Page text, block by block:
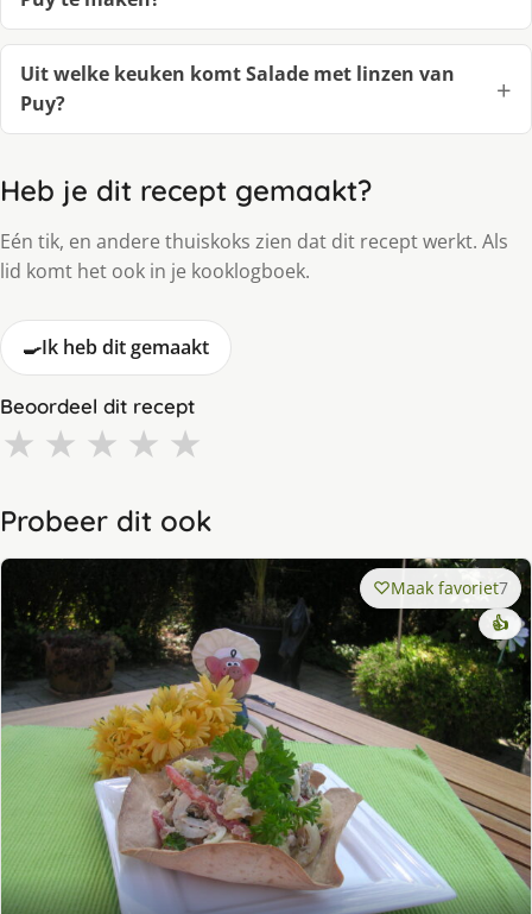
Uit welke keuken komt Salade met linzen van
Puy?
Heb je dit recept gemaakt?
Eén tik, en andere thuiskoks zien dat dit recept werkt. Als
lid komt het ook in je kooklogboek.
🍳Ik heb dit gemaakt
Beoordeel dit recept
★ ★ ★ ★ ★
Probeer dit ook
Maak favoriet7
👍